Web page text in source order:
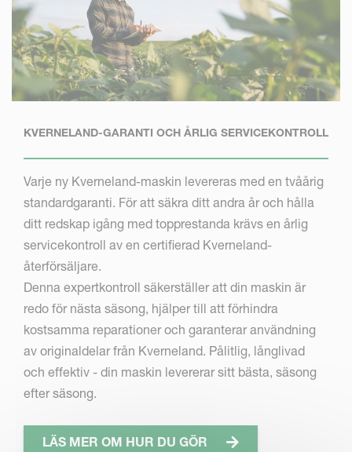
KVERNELAND-GARANTI OCH ÅRLIG SERVICEKONTROLL
Varje ny Kverneland-maskin levereras med en tvåårig
standardgaranti. För att säkra ditt andra år och hålla
ditt redskap igång med topprestanda krävs en årlig
servicekontroll av en certifierad Kverneland-
återförsäljare.
Denna expertkontroll säkerställer att din maskin är
redo för nästa säsong, hjälper till att förhindra
kostsamma reparationer och garanterar användning
av originaldelar från Kverneland. Pålitlig, långlivad
och effektiv - din maskin levererar sitt bästa, säsong
efter säsong.
LÄS MER OM HUR DU GÖR